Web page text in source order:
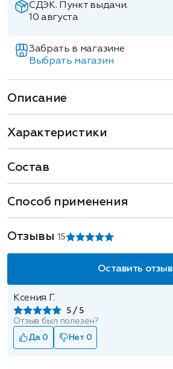
СДЭК. Пункт выдачи.
10 августа
Забрать в магазине
Выбрать магазин
Описание
Характеристики
Состав
Способ применения
Отзывы1 5
Оставить отзыв
Ксения Г.
5
Отзыв был полезен?
Да 0
Нет 0